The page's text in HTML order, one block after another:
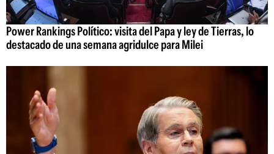
Power Rankings Político: visita del Papa y ley de Tierras, lo
destacado de una semana agridulce para Milei